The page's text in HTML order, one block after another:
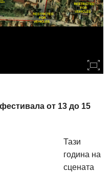
от 13 до 15
Тази
година на
сцената